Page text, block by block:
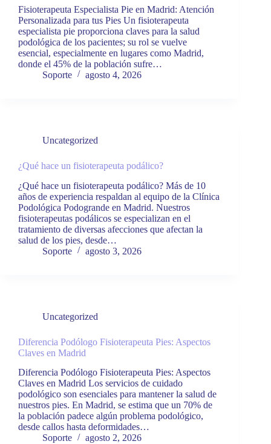
Fisioterapeuta Especialista Pie en Madrid: Atención
Personalizada para tus Pies Un fisioterapeuta
especialista pie proporciona claves para la salud
podológica de los pacientes; su rol se vuelve
esencial, especialmente en lugares como Madrid,
donde el 45% de la población sufre…
Soporte
agosto 4, 2026
Uncategorized
¿Qué hace un fisioterapeuta podálico?
¿Qué hace un fisioterapeuta podálico? Más de 10
años de experiencia respaldan al equipo de la Clínica
Podológica Podogrande en Madrid. Nuestros
fisioterapeutas podálicos se especializan en el
tratamiento de diversas afecciones que afectan la
salud de los pies, desde…
Soporte
agosto 3, 2026
Uncategorized
Diferencia Podólogo Fisioterapeuta Pies: Aspectos
Claves en Madrid
Diferencia Podólogo Fisioterapeuta Pies: Aspectos
Claves en Madrid Los servicios de cuidado
podológico son esenciales para mantener la salud de
nuestros pies. En Madrid, se estima que un 70% de
la población padece algún problema podológico,
desde callos hasta deformidades…
Soporte
agosto 2, 2026